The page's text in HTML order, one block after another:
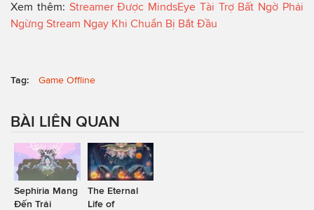
Xem thêm: Streamer Được MindsEye Tài Trợ Bất Ngờ Phải
Ngừng Stream Ngay Khi Chuẩn Bị Bắt Đầu
Tag: Game Offline
BÀI LIÊN QUAN
Sephiria Mang
Đến Trải
The Eternal
Life of